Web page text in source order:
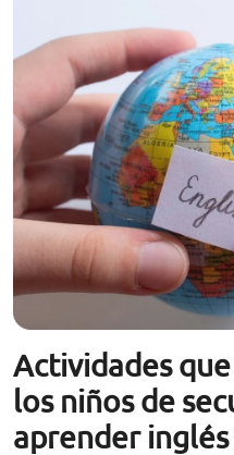
Actividades
los niños de
aprender inglés